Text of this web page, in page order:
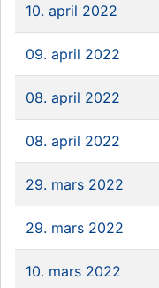
10. april 2022
09. april 2022
08. april 2022
08. april 2022
29. mars 2022
29. mars 2022
10. mars 2022